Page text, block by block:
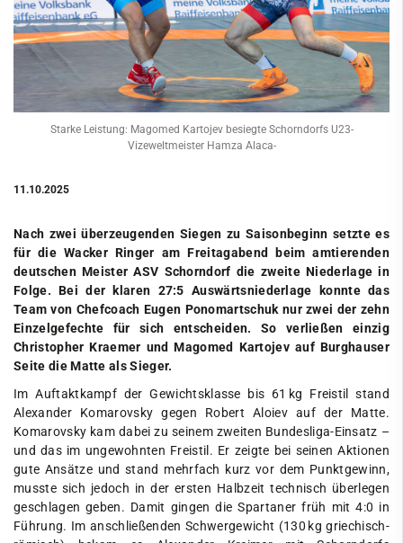
Starke Leistung: Magomed Kartojev besiegte Schorndorfs U23-
Vizeweltmeister Hamza Alaca-
11.10.2025
Nach zwei überzeugenden Siegen zu Saisonbeginn setzte es
für die Wacker Ringer am Freitagabend beim amtierenden
deutschen Meister ASV Schorndorf die zweite Niederlage in
Folge. Bei der klaren 27:5 Auswärtsniederlage konnte das
Team von Chefcoach Eugen Ponomartschuk nur zwei der zehn
Einzelgefechte für sich entscheiden. So verließen einzig
Christopher Kraemer und Magomed Kartojev auf Burghauser
Seite die Matte als Sieger.
Im Auftaktkampf der Gewichtsklasse bis 61 kg Freistil stand
Alexander Komarovsky gegen Robert Aloiev auf der Matte.
Komarovsky kam dabei zu seinem zweiten Bundesliga-Einsatz –
und das im ungewohnten Freistil. Er zeigte bei seinen Aktionen
gute Ansätze und stand mehrfach kurz vor dem Punktgewinn,
musste sich jedoch in der ersten Halbzeit technisch überlegen
geschlagen geben. Damit gingen die Spartaner früh mit 4:0 in
Führung. Im anschließenden Schwergewicht (130 kg griechisch-